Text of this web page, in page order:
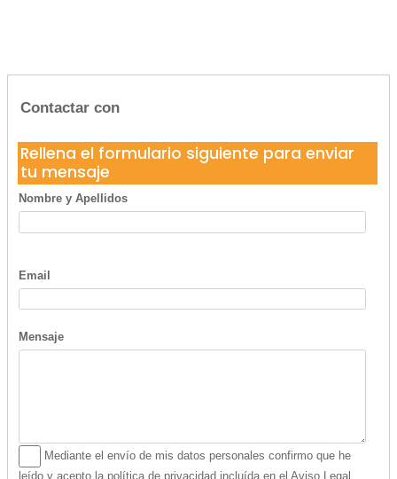
Contactar con